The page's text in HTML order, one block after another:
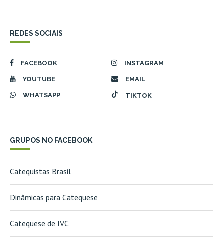
REDES SOCIAIS
FACEBOOK INSTAGRAM
YOUTUBE EMAIL
WHATSAPP TIKTOK
GRUPOS NO FACEBOOK
Catequistas Brasil
Dinâmicas para Catequese
Catequese de IVC